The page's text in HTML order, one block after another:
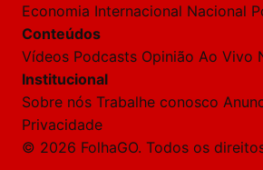
Economia Internacional Nacional
Conteúdos
Vídeos Podcasts Opinião Ao Vivo
Institucional
Sobre nós Trabalhe conosco
Privacidade
© 2026 FolhaGO. Todos os